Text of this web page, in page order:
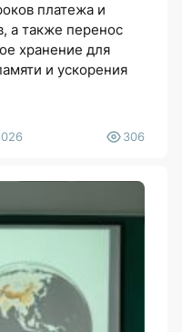
платежа и
а также перенос
хранение для
и ускорения
306